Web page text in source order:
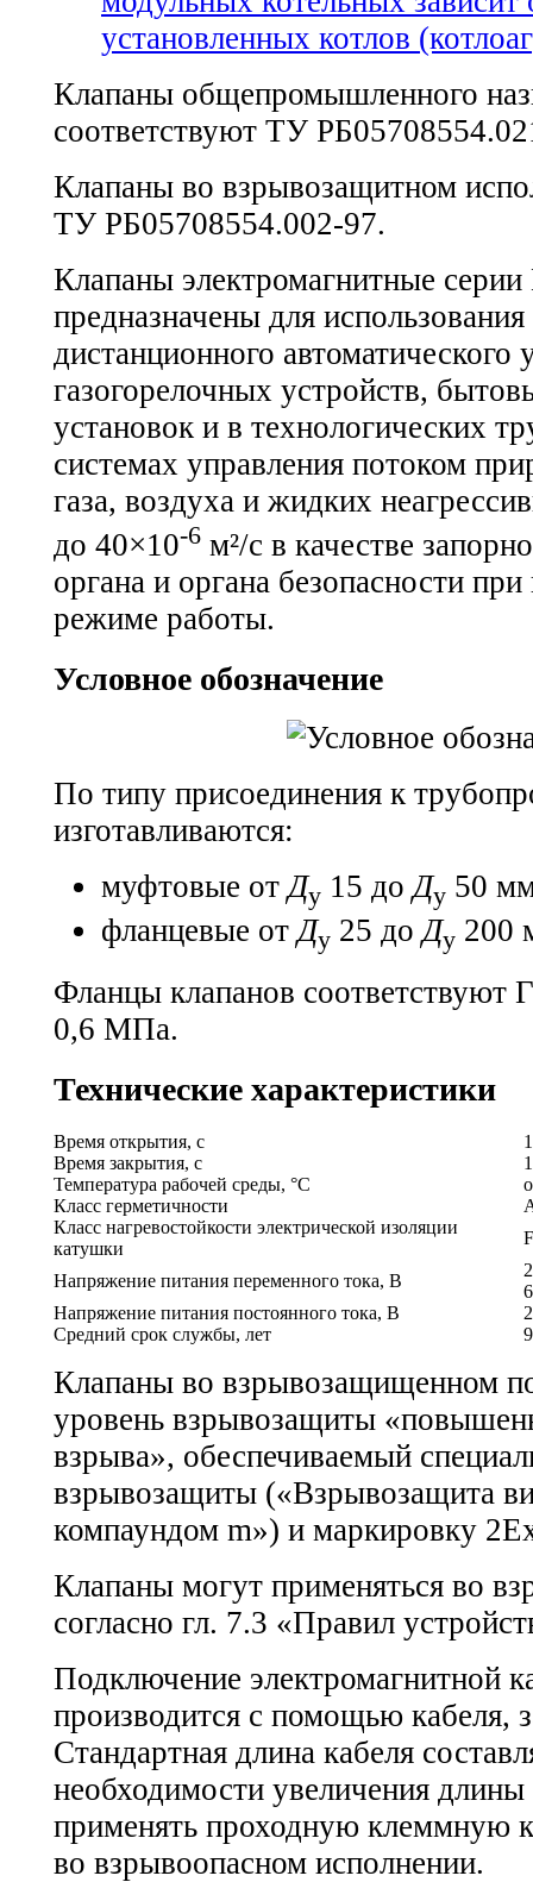
установленных котлов
Клапаны общепромышленного
соответствуют ТУ
Клапаны во взрывозащитном
ТУ РБ05708554.002-97.
Клапаны электромагнитные
предназначены для
дистанционного автоматического
газогорелочных устройств,
установок и в технологических
системах управления потоком
газа, воздуха и жидких
до 40×10-6 м²/с в качестве
органа и органа безопасности
режиме работы.
Условное обозначение
По типу присоединения к
изготавливаются:
муфтовые отДу 15 доДу 50
фланцевые от Ду 25 до Ду 200
Фланцы клапанов соответствуют
0,6 МПа.
Технические характеристики
Время открытия, с
1
Время закрытия, с
1
Температура рабочей среды, °С
Класс герметичности
Класс нагревостойкости электрической изоляции
катушки
F
Напряжение питания переменного тока, В
Напряжение питания постоянного тока, В
Средний срок службы, лет
9
Клапаны во взрывозащищенном
уровень взрывозащиты
взрыва», обеспечиваемый
взрывозащиты («Взрывозащита
компаундом m») и маркировку
Клапаны могут применяться во
согласно гл. 7.3 «Правил
Подключение электромагнитной
производится с помощью кабеля,
Стандартная длина кабеля
необходимости увеличения длины
применять проходную клеммную
во взрывоопасном исполнении.